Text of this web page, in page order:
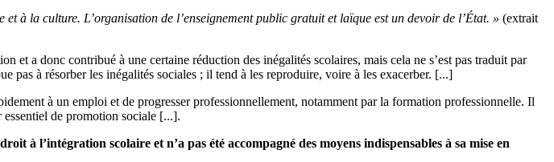
à la culture. L’organisation de l’enseignement public gratuit et laïque est un devoir de l’État. » (extrait
a donc contribué à une certaine réduction des inégalités scolaires, mais cela ne s’est pas traduit par
pas à résorber les inégalités sociales ; il tend à les reproduire, voire à les exacerber. [...]
à un emploi et de progresser professionnellement, notamment par la formation professionnelle. Il
de promotion sociale [...].
à l’intégration scolaire et n’a pas été accompagné des moyens indispensables à sa mise en